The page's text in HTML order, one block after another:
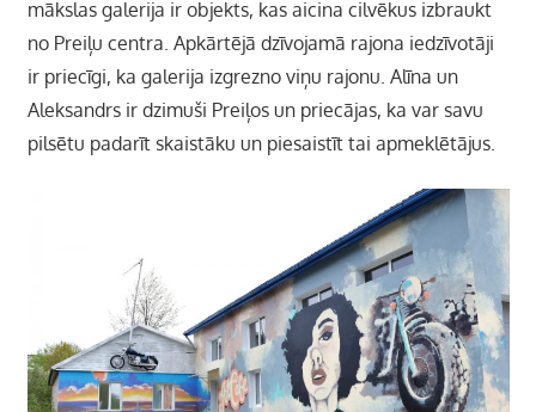
mākslas galerija ir objekts, kas aicina cilvēkus izbraukt
no Preiļu centra. Apkārtējā dzīvojamā rajona iedzīvotāji
ir priecīgi, ka galerija izgrezno viņu rajonu. Alīna un
Aleksandrs ir dzimuši Preiļos un priecājas, ka var savu
pilsētu padarīt skaistāku un piesaistīt tai apmeklētājus.